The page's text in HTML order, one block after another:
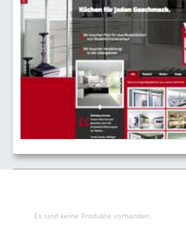
Es sind keine Produkte vorhanden.